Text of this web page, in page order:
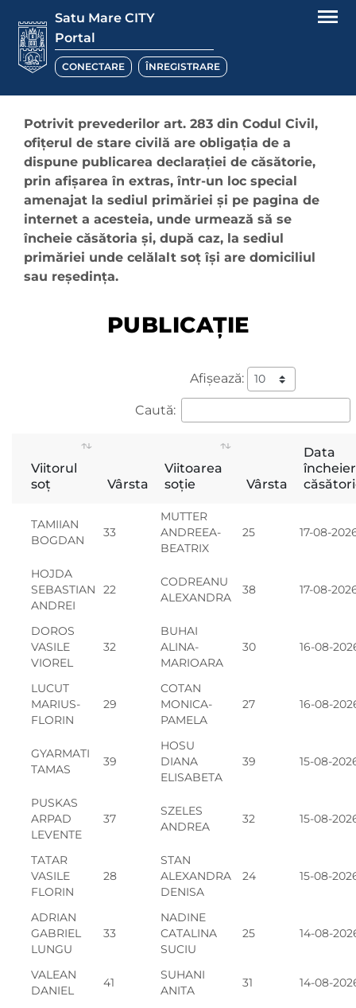
Satu Mare CITY
Portal
CONECTARE ÎNREGISTRARE
Potrivit prevederilor art. 283 din Codul Civil,
ofițerul de stare civilă are obligația de a
dispune publicarea declarației de căsătorie,
prin afișarea în extras, într-un loc special
amenajat la sediul primăriei și pe pagina de
internet a acesteia, unde urmează să se
încheie căsătoria și, după caz, la sediul
primăriei unde celălalt soț își are domiciliul
sau reședința.
PUBLICAȚIE
Afișează:
Caută:
Viitorul
soț
Vârsta
Viitoarea
soție
Vârsta
Data
TAMIIAN
BOGDAN
33
MUTTER
ANDREEA-
BEATRIX
25 17-08-
HOJDA
SEBASTIAN
ANDREI
22
CODREANU
ALEXANDRA
38 17-08-
DOROS
VASILE
VIOREL
32
BUHAI
ALINA-
MARIOARA
30 16-08-
LUCUT
MARIUS-
FLORIN
29
COTAN
MONICA-
PAMELA
27 16-08-
GYARMATI
TAMAS
39
HOSU
DIANA
ELISABETA
39 15-08-
PUSKAS
ARPAD
LEVENTE
37
SZELES
ANDREA
32 15-08-
TATAR
VASILE
FLORIN
28
STAN
ALEXANDRA
DENISA
24 15-08-
ADRIAN
GABRIEL
LUNGU
33
NADINE
CATALINA
SUCIU
25 14-08-
VALEAN
DANIEL
41
SUHANI
ANITA
31 14-08-